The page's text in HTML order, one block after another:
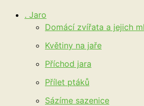
. Jaro
Domácí zvířata a jejich
Květiny na jaře
Příchod jara
Přílet ptáků
Sázíme sazenice